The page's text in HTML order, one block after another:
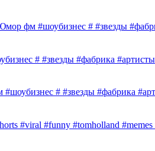
фм #шоубизнес # #звезды
# #звезды #фабрика #артисты
# #звезды #фабрика
#viral #funny #tomholland #memes